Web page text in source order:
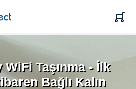
WiFi Taşınma - İlk
Bağlı Kalın